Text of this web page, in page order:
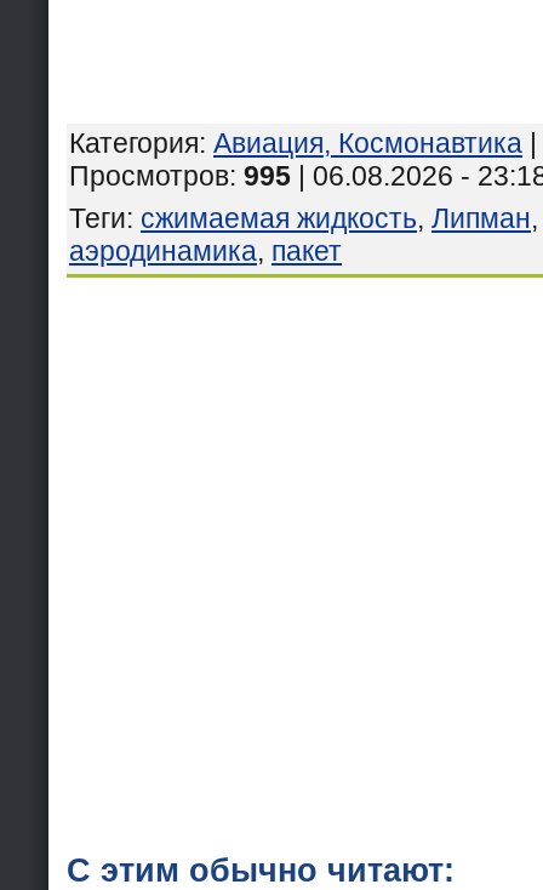
Категория: Авиация, Космонавтика |
Просмотров: 995 | 06.08.2026 -
Теги: сжимаемая жидкость, Липман
аэродинамика, пакет
С этим обычно читают: